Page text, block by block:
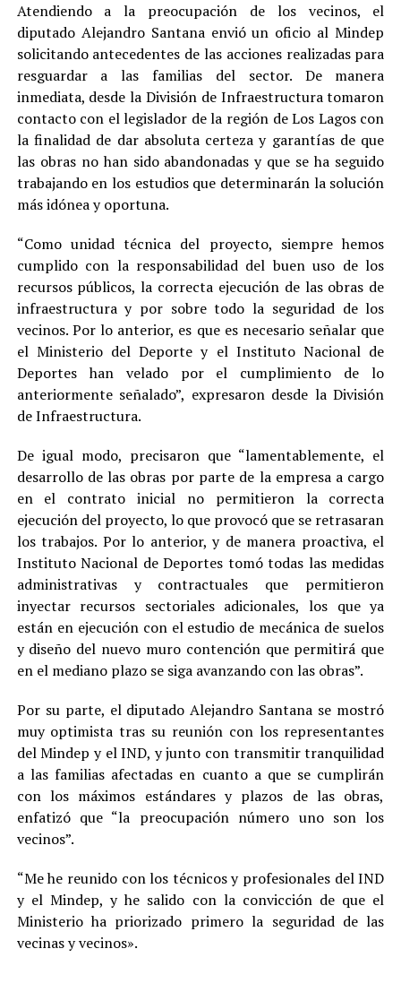
Atendiendo a la preocupación de los vecinos, el
diputado Alejandro Santana envió un oficio al Mindep
solicitando antecedentes de las acciones realizadas para
resguardar a las familias del sector. De manera
inmediata, desde la División de Infraestructura tomaron
contacto con el legislador de la región de Los Lagos con
la finalidad de dar absoluta certeza y garantías de que
las obras no han sido abandonadas y que se ha seguido
trabajando en los estudios que determinarán la solución
más idónea y oportuna.
“Como unidad técnica del proyecto, siempre hemos
cumplido con la responsabilidad del buen uso de los
recursos públicos, la correcta ejecución de las obras de
infraestructura y por sobre todo la seguridad de los
vecinos. Por lo anterior, es que es necesario señalar que
el Ministerio del Deporte y el Instituto Nacional de
Deportes han velado por el cumplimiento de lo
anteriormente señalado”, expresaron desde la División
de Infraestructura.
De igual modo, precisaron que “lamentablemente, el
desarrollo de las obras por parte de la empresa a cargo
en el contrato inicial no permitieron la correcta
ejecución del proyecto, lo que provocó que se retrasaran
los trabajos. Por lo anterior, y de manera proactiva, el
Instituto Nacional de Deportes tomó todas las medidas
administrativas y contractuales que permitieron
inyectar recursos sectoriales adicionales, los que ya
están en ejecución con el estudio de mecánica de suelos
y diseño del nuevo muro contención que permitirá que
en el mediano plazo se siga avanzando con las obras”.
Por su parte, el diputado Alejandro Santana se mostró
muy optimista tras su reunión con los representantes
del Mindep y el IND, y junto con transmitir tranquilidad
a las familias afectadas en cuanto a que se cumplirán
con los máximos estándares y plazos de las obras,
enfatizó que “la preocupación número uno son los
vecinos”.
“Me he reunido con los técnicos y profesionales del IND
y el Mindep, y he salido con la convicción de que el
Ministerio ha priorizado primero la seguridad de las
vecinas y vecinos».